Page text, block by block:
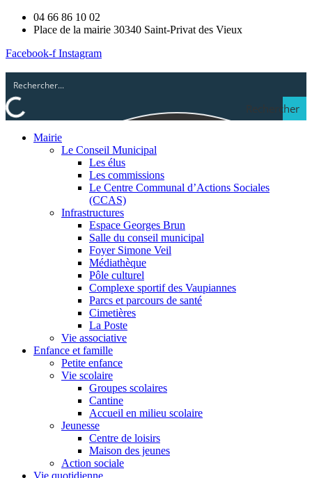
04 66 86 10 02
Place de la mairie 30340 Saint-Privat des Vieux
Facebook-f Instagram
Rechercher
Mairie
Le Conseil Municipal
Les élus
Les commissions
Le Centre Communal d’Actions Sociales
(CCAS)
Infrastructures
Espace Georges Brun
Salle du conseil municipal
Foyer Simone Veil
Médiathèque
Pôle culturel
Complexe sportif des Vaupiannes
Parcs et parcours de santé
Cimetières
La Poste
Vie associative
Enfance et famille
Petite enfance
Vie scolaire
Groupes scolaires
Cantine
Accueil en milieu scolaire
Jeunesse
Centre de loisirs
Maison des jeunes
Action sociale
Vie quotidienne